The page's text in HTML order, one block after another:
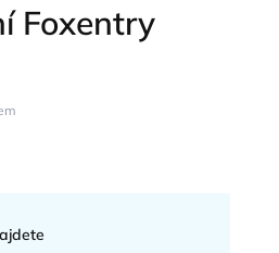
Foxentry